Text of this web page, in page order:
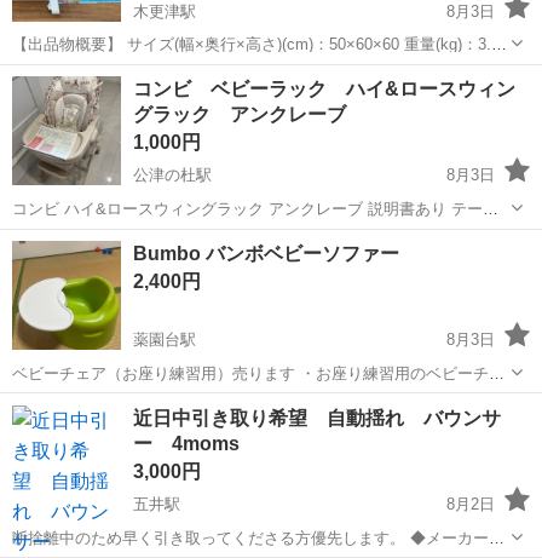
木更津駅
8月3日
【出品物概要】 サイズ(幅×奥行×高さ)(cm)：50×60×60 重量(kg)：3.0
備考：箱、説明書付き 【はじめに】 こちらは木更津市です。木更津市
では、クリーンセンターに直接搬入された粗大ごみ等の中...
千葉 木更津市 木更津駅 ベビー用品 リユース
コンビ ベビーラック ハイ&ロースウィン
グラック アンクレーブ
1,000円
公津の杜駅
8月3日
コンビ ハイ&ロースウィングラック アンクレーブ 説明書あり テーブ
ルは取り外し可能・高さ調節可能 新生児の時はリビングでのお昼寝な
どに使っていました。 テーブルを付けて離乳食を食べさせるのにも便
利でした。 子どもが1歳前...
千葉 富里市 ベビー用品
Bumbo バンボベビーソファー
2,400円
薬園台駅
8月3日
ベビーチェア（お座り練習用）売ります ・お座り練習用のベビーチェ
アです ・使用感はありますが、まだまだ使えます ・軽くて持ち運びも
便利です ・テーブル付き 💰 価格：3000円
千葉 船橋市 薬園台駅 ベビー用品 Bumbo
近日中引き取り希望 自動揺れ バウンサ
ー 4moms
3,000円
五井駅
8月2日
断捨離中のため早く引き取ってくださる方優先します。 ◆メーカー